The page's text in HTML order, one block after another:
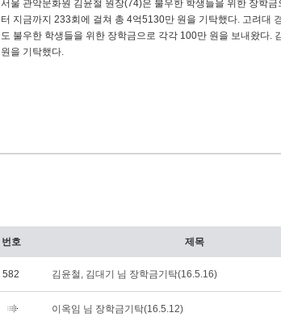
서울 관악문화원 김윤철 원장(74)은 불우한 학생들을 위한 장학
터 지금까지 233회에 걸쳐 총 4억5130만 원을 기탁했다. 고려대
도 불우한 학생들을 위한 장학금으로 각각 100만 원을 보내왔다
원을 기탁했다.
번호
제목
582 김윤철, 김대기 님 장학금기탁(16.5.16)
이옥임 님 장학금기탁(16.5.12)